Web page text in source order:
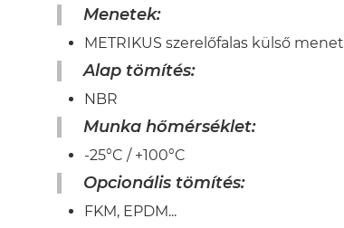
Menetek:
METRIKUS szerelőfalas külső menet
Alap tömítés:
NBR
Munka hőmérséklet:
-25°C / +100°C
Opcionális tömítés:
FKM, EPDM...